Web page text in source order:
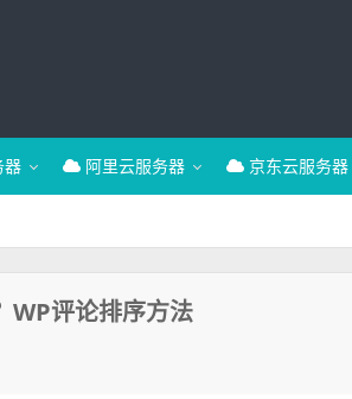
器 阿里云服务器 京东云服务器
WP评论排序方法